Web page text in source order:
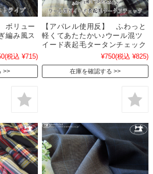
ボリュー
編み風ス
(税込 ¥715)
【アパレル使用反】 ふわっと
軽くてあたたかい♪ウール混ツ
イード表起毛タータンチェック
¥750(税込 ¥825)
在庫を確認する